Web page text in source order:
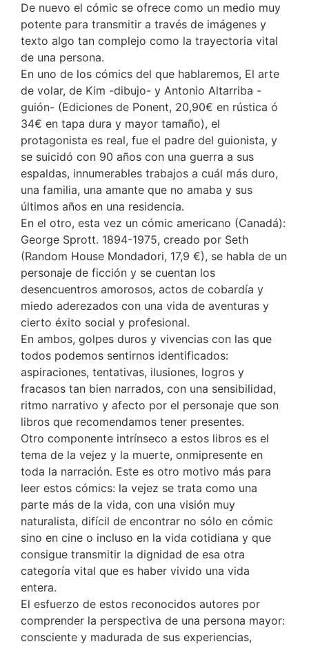
De nuevo el cómic se ofrece como un medio muy
potente para transmitir a través de imágenes y
texto algo tan complejo como la trayectoria vital
de una persona.
En uno de los cómics del que hablaremos, El arte
de volar, de Kim -dibujo- y Antonio Altarriba -
guión- (Ediciones de Ponent, 20,90€ en rústica ó
34€ en tapa dura y mayor tamaño), el
protagonista es real, fue el padre del guionista, y
se suicidó con 90 años con una guerra a sus
espaldas, innumerables trabajos a cuál más duro,
una familia, una amante que no amaba y sus
últimos años en una residencia.
En el otro, esta vez un cómic americano (Canadá):
George Sprott. 1894-1975, creado por Seth
(Random House Mondadori, 17,9 €), se habla de un
personaje de ficción y se cuentan los
desencuentros amorosos, actos de cobardía y
miedo aderezados con una vida de aventuras y
cierto éxito social y profesional.
En ambos, golpes duros y vivencias con las que
todos podemos sentirnos identificados:
aspiraciones, tentativas, ilusiones, logros y
fracasos tan bien narrados, con una sensibilidad,
ritmo narrativo y afecto por el personaje que son
libros que recomendamos tener presentes.
Otro componente intrínseco a estos libros es el
tema de la vejez y la muerte, onmipresente en
toda la narración. Este es otro motivo más para
leer estos cómics: la vejez se trata como una
parte más de la vida, con una visión muy
naturalista, difícil de encontrar no sólo en cómic
sino en cine o incluso en la vida cotidiana y que
consigue transmitir la dignidad de esa otra
categoría vital que es haber vivido una vida
entera.
El esfuerzo de estos reconocidos autores por
comprender la perspectiva de una persona mayor:
consciente y madurada de sus experiencias,